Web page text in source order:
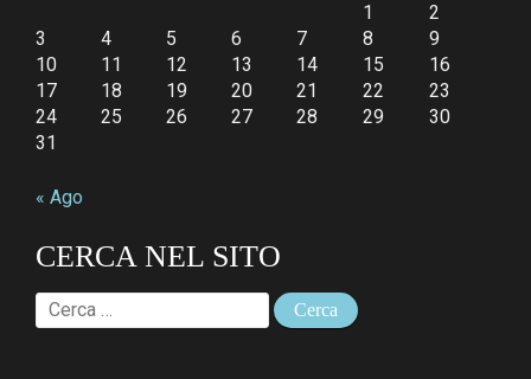
1
2
3
4 5 6 7 8
9
10
11 12 13 14 15
16
17
18 19 20 21 22
23
24
25 26 27 28 29
30
31
« Ago
CERCA NEL SITO
Ricerca
per: